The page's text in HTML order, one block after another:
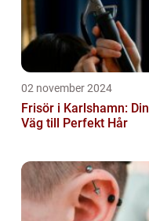
02 november 2024
Frisör i Karlshamn: Din
Väg till Perfekt Hår